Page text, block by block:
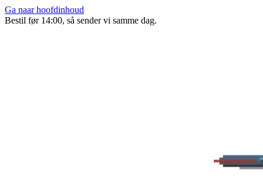
Ga naar hoofdinhoud
Bestil før 14:00, så sender vi samme dag.